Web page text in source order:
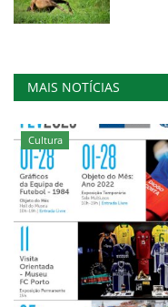
MAIS NOTÍCIAS
Cultura